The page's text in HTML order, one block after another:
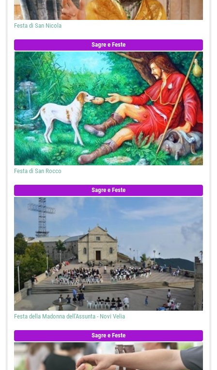
Festa di San Nicola
Sagre e Feste
Festa di San Rocco
Sagre e Feste
Festa della Madonna dell'Assunta - Novi Velia
Sagre e Feste